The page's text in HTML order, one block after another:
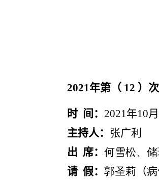
2021年第（ 12 ）次
时 间： 2021年10月
主持人： 张
出 席：何雪松、
请 假：郭圣莉 （